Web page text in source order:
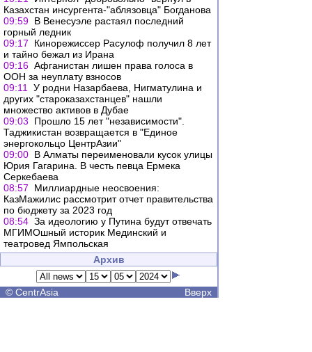
Казахстан инсургента-"аблязовца" Богданова
09:59 В Венесуэле растаял последний
горный ледник
09:17
Кинорежиссер Расулоф получил 8 лет
и тайно бежал из Ирана
09:16 Афганистан лишен права голоса в
ООН за неуплату взносов
09:11
У родни Назарбаева, Нигматулина и
других "староказахстанцев" нашли
множество активов в Дубае
09:03
Прошло 15 лет "независимости".
Таджикистан возвращается в "Единое
энергокольцо ЦентрАзии"
09:00 В Алматы переименовали кусок улицы
Юрия Гагарина. В честь певца Ермека
Серкебаева
08:57
Миллиардные неосвоения:
КазМажилис рассмотрит отчет правительства
по бюджету за 2023 год
08:54 За идеологию у Путина будут отвечать
МГИМОшный историк Мединский и
театровед Ямпольская
Архив
© CentrAsia Вверх